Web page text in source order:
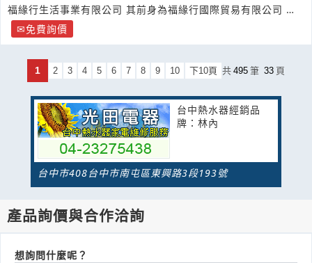
福緣行生活事業有限公司 其前身為福緣行國際貿易有限公司 成
立於免費詢價
1 2 3 4 5 6 7 8 9 10 下10頁 共 495 筆 33 頁
台中熱水器經銷品
牌：林內
台中市408台中市南屯區東興路3段193號
產品詢價與合作洽詢
想詢問什麼呢？